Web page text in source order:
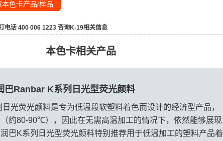
本色卡产品/样品
电话 400 006 1223 咨询K-19相关信息
本色卡相关产品
巴Ranbar K系列日光型荧光颜料
光荧光颜料是专为低温段软塑料着色而设计的经济型产品，
约80-90℃），因此在无需高温加工的情况下，依然能够展现
巴K系列日光型荧光颜料特别推荐用于低温加工的塑料产品着